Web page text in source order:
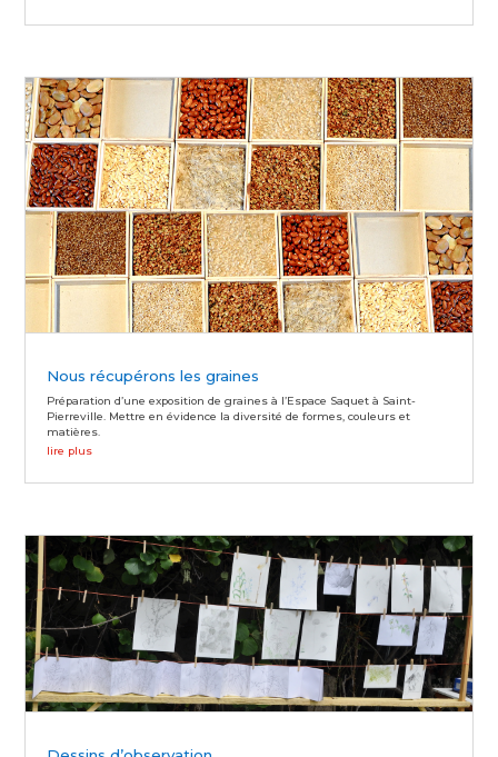
Nous récupérons les graines
Préparation d’une exposition de graines à l’Espace Saquet à Saint-
Pierreville. Mettre en évidence la diversité de formes, couleurs et
matières.
lire plus